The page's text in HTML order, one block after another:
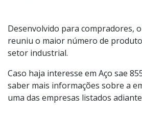
Desenvolvido para compradores,
reuniu o maior número de
setor industrial.
Caso haja interesse em Aço sae
saber mais informações sobre a
uma das empresas listados